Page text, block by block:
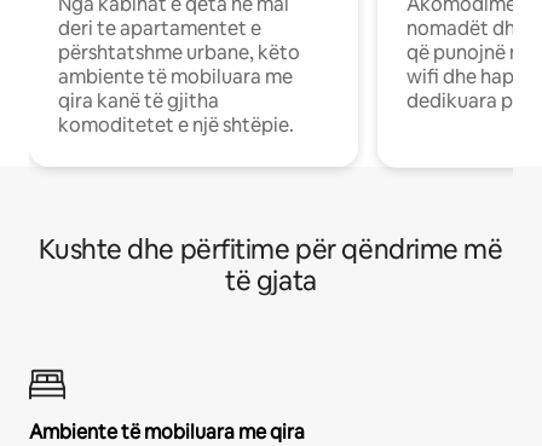
deri te apartamentet e
përshtatshme urbane, këto
ambiente të mobiluara me
qira kanë të gjitha
komoditetet e një shtëpie.
nomadët dhe
që punojnë në
wifi dhe
dedikuara
Kushte dhe përfitime për qëndrime më
të gjata
Ambiente të mobiluara me qira